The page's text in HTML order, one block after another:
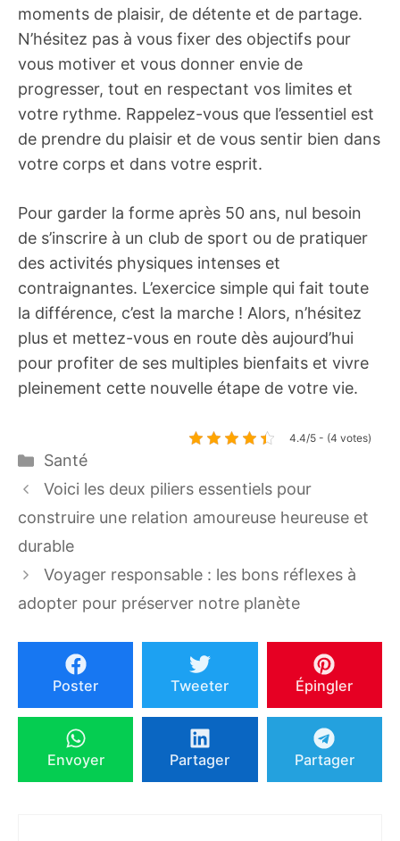
moments de plaisir, de détente et de partage.
N’hésitez pas à vous fixer des objectifs pour
vous motiver et vous donner envie de
progresser, tout en respectant vos limites et
votre rythme. Rappelez-vous que l’essentiel est
de prendre du plaisir et de vous sentir bien dans
votre corps et dans votre esprit.
Pour garder la forme après 50 ans, nul besoin
de s’inscrire à un club de sport ou de pratiquer
des activités physiques intenses et
contraignantes. L’exercice simple qui fait toute
la différence, c’est la marche ! Alors, n’hésitez
plus et mettez-vous en route dès aujourd’hui
pour profiter de ses multiples bienfaits et vivre
pleinement cette nouvelle étape de votre vie.
4.4/5 - (4 votes)
Catégories
Santé
Voici les deux piliers essentiels pour
construire une relation amoureuse heureuse et
durable
Voyager responsable : les bons réflexes à
adopter pour préserver notre planète
Poster Tweeter Épingler
Envoyer Partager Partager